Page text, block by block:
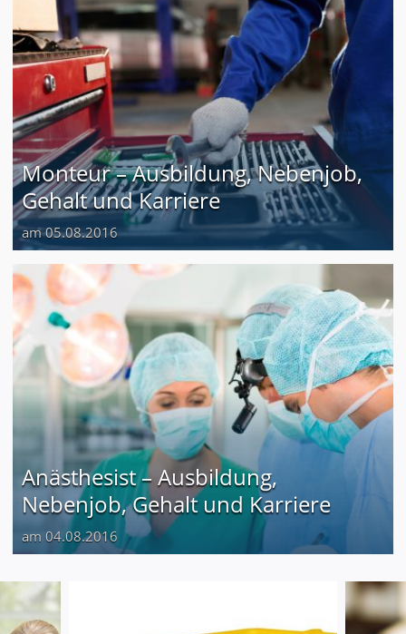
Monteur – Ausbildung, Nebenjob,
Gehalt und Karriere
am 05.08.2016
Anästhesist – Ausbildung,
Nebenjob, Gehalt und Karriere
am 04.08.2016